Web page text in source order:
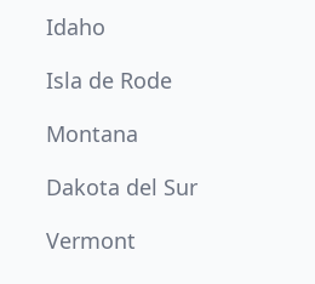
Idaho
Isla de Rode
Montana
Dakota del Sur
Vermont